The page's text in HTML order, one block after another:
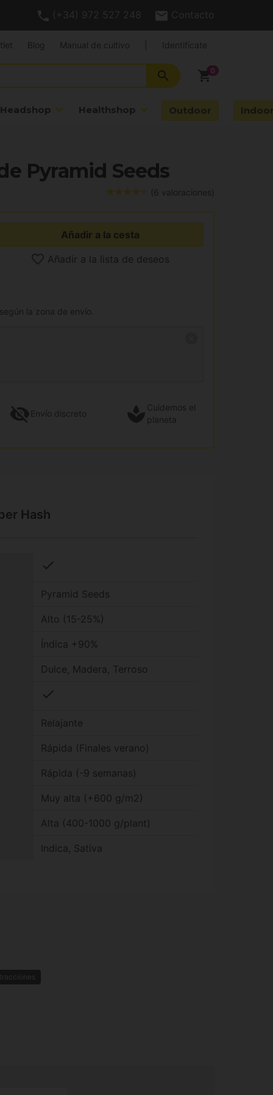
(+34) 972 527 248 Contacto
shopping_cart
search
Headshop Healthshop Outdoor
Blog Manual de cultivo Identifícate
Pyramid Seeds
(6 valoraciones)
Añadir a la cesta
Añadir a la lista de deseos
la zona de envío.
Envío discreto
Cuidemos el
planeta
Hash
check
Pyramid Seeds
Alto (15-25%)
Índica +90%
Dulce, Madera, Terroso
check
Relajante
Rápida (Finales verano)
Rápida (-9 semanas)
Muy alta (+600 g/m2)
Alta (400-1000 g/plant)
Indica, Sativa